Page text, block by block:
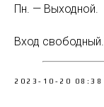
Пн. — Выходной.
Вход свободный.
2023-10-20 08:38